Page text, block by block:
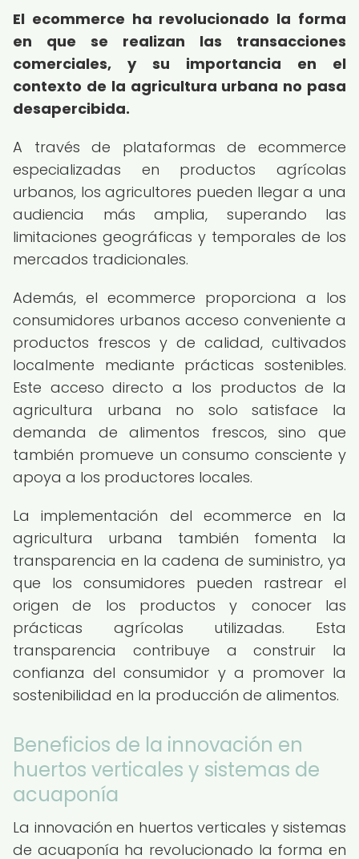
El ecommerce ha revolucionado la forma
en que se realizan las transacciones
comerciales, y su importancia en el
contexto de la agricultura urbana no pasa
desapercibida.
A través de plataformas de ecommerce
especializadas en productos agrícolas
urbanos, los agricultores pueden llegar a una
audiencia más amplia, superando las
limitaciones geográficas y temporales de los
mercados tradicionales.
Además, el ecommerce proporciona a los
consumidores urbanos acceso conveniente a
productos frescos y de calidad, cultivados
localmente mediante prácticas sostenibles.
Este acceso directo a los productos de la
agricultura urbana no solo satisface la
demanda de alimentos frescos, sino que
también promueve un consumo consciente y
apoya a los productores locales.
La implementación del ecommerce en la
agricultura urbana también fomenta la
transparencia en la cadena de suministro, ya
que los consumidores pueden rastrear el
origen de los productos y conocer las
prácticas agrícolas utilizadas. Esta
transparencia contribuye a construir la
confianza del consumidor y a promover la
sostenibilidad en la producción de alimentos.
Beneficios de la innovación en
huertos verticales y sistemas de
acuaponía
La innovación en huertos verticales y sistemas
de acuaponía ha revolucionado la forma en